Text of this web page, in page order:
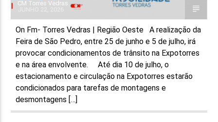
CM Torres Vedras
On Fm- Torres Vedras | Região Oeste A realização da
Feira de São Pedro, entre 25 de junho e 5 de julho, irá
provocar condicionamentos de trânsito na Expotorres
e na área envolvente. Até dia 10 de julho, o
estacionamento e circulação na Expotorres estarão
condicionados para tarefas de montagens e
desmontagens […]